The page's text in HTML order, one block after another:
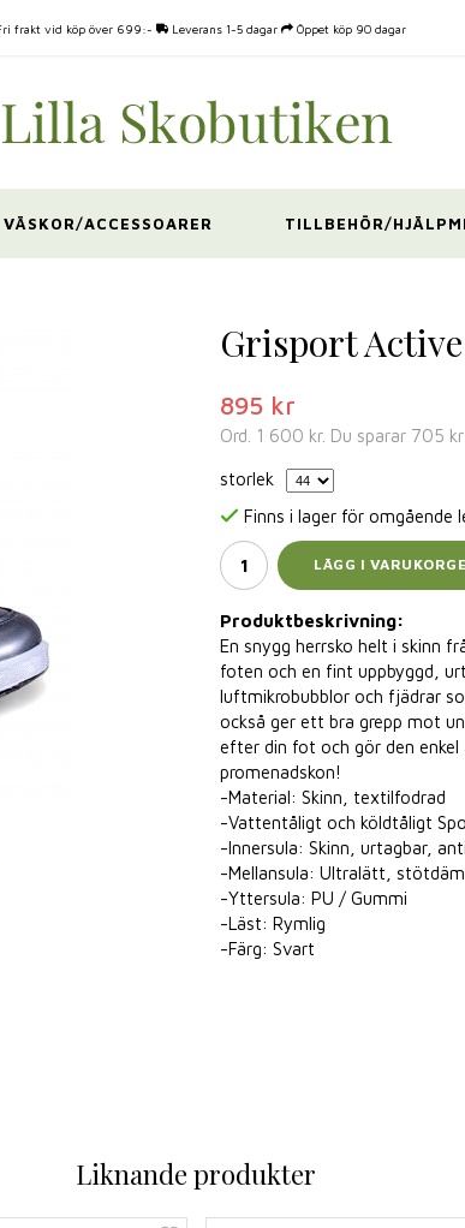
frakt vid köp över 699:- Leverans 1-5 dagar Öppet köp 90 dagar
VÄSKOR/ACCESSOARER TILLBEHÖR/
Grisport
895 kr
Ord. 1 600 kr. Du sparar 705 kr
storlek
Finns i lager för omgående
LÄGG I
Produktbeskrivning:
En snygg herrsko helt i skinn
foten och en fint uppbyggd,
luftmikrobubblor och fjädrar
också ger ett bra grepp mot
efter din fot och gör den
promenadskon!
-Material: Skinn, textilfodrad
-Vattentåligt och köldtåligt
-Innersula: Skinn, urtagbar,
-Mellansula: Ultralätt,
-Yttersula: PU / Gummi
-Läst: Rymlig
-Färg: Svart
Liknande produkter